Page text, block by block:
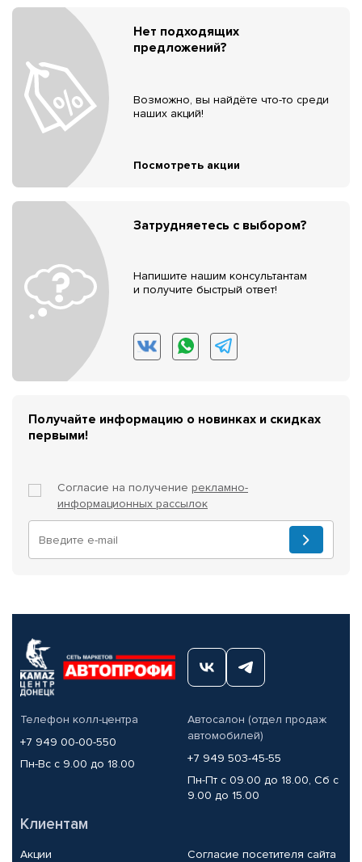
Нет подходящих
предложений?
Возможно, вы найдёте что-то среди
наших акций!
Посмотреть акции
Затрудняетесь с выбором?
Напишите нашим консультантам
и получите быстрый ответ!
Получайте информацию о новинках и скидках
первыми!
Согласие на получение рекламно-
информационных рассылок
Телефон колл-центра
+7 949 00-00-550
Пн-Вс с 9.00 до 18.00
Автосалон (отдел продаж
автомобилей)
+7 949 503-45-55
Пн-Пт с 09.00 до 18.00, Сб с
9.00 до 15.00
Клиентам
Акции Согласие посетителя сайта